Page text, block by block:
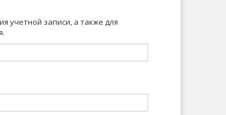
учетной записи, а также для